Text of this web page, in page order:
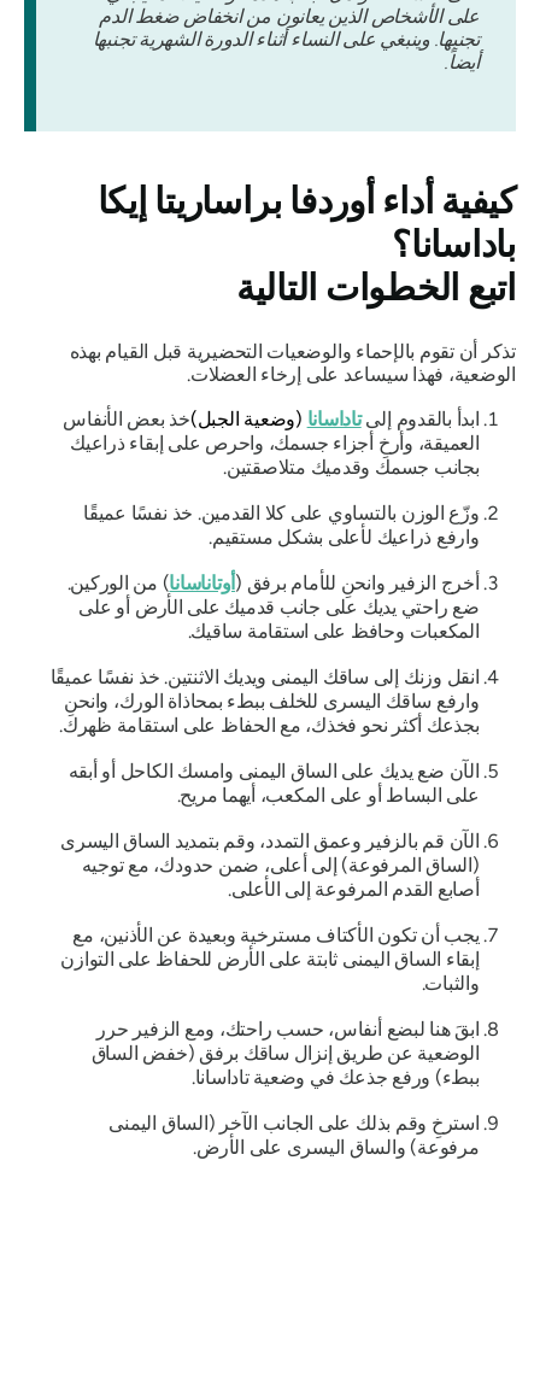
على الأشخاص الذين يعانون من انخفاض ضغط الدم
تجنبها. وينبغي على النساء أثناء الدورة الشهرية تجنبها
أيضاً.
كيفية أداءأوردفا براساريتا إيكا
باداسانا؟
اتبع الخطوات التالية
تذكر أن تقوم بالإحماء والوضعيات التحضيرية قبل القيام بهذه
الوضعية، فهذا سيساعد على إرخاء العضلات.
ابدأ بالقدوم إلى تاداسانا(وضعية الجبل) خذ بعض الأنفاس
العميقة، وأرخِ أجزاء جسمك، واحرص على إبقاء ذراعيك
بجانب جسمك وقدميك متلاصقتين.
وزّع الوزن بالتساوي على كلا القدمين. خذ نفسًا عميقًا
وارفع ذراعيك لأعلى بشكل مستقيم.
أخرج الزفير وانحنِ للأمام برفق ( أوتاناسانا) من الوركين.
ضع راحتي يديك على جانب قدميك على الأرض أو على
المكعبات وحافظ على استقامة ساقيك.
انقل وزنك إلى ساقك اليمنى ويديك الاثنتين. خذ نفسًا عميقًا
وارفع ساقك اليسرى للخلف ببطء بمحاذاة الورك، وانحنِ
بجذعك أكثر نحو فخذك، مع الحفاظ على استقامة ظهرك.
الآن ضع يديك على الساق اليمنى وامسك الكاحل أو أبقه
على البساط أو على المكعب، أيهما مريح.
الآن قم بالزفير وعمق التمدد، وقم بتمديد الساق اليسرى
(الساق المرفوعة) إلى أعلى، ضمن حدودك، مع توجيه
أصابع القدم المرفوعة إلى الأعلى.
يجب أن تكون الأكتاف مسترخية وبعيدة عن الأذنين، مع
إبقاء الساق اليمنى ثابتة على الأرض للحفاظ على التوازن
والثبات.
ابقَ هنا لبضع أنفاس، حسب راحتك، ومع الزفير حرر
الوضعية عن طريق إنزال ساقك برفق (خفض الساق
ببطء) ورفع جذعك في وضعية تاداسانا.
استرخِ وقم بذلك على الجانب الآخر (الساق اليمنى
مرفوعة) والساق اليسرى على الأرض.